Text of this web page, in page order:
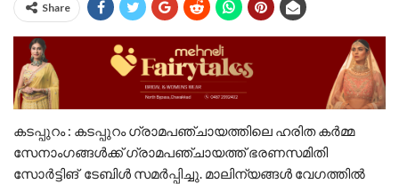
Share
കടപ്പുറം : കടപ്പുറം ഗ്രാമപഞ്ചായത്തിലെ ഹരിത കർമ്മ
സേനാംഗങ്ങൾക്ക് ഗ്രാമപഞ്ചായത്ത് ഭരണസമിതി
സോർട്ടിങ് ടേബിൾ സമർപ്പിച്ചു. മാലിന്യങ്ങൾ വേഗത്തിൽ